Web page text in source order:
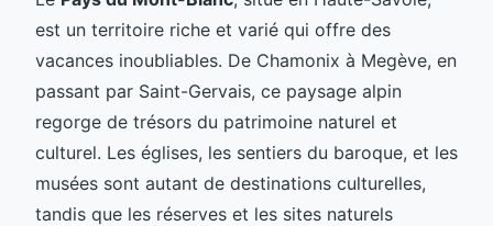
est un territoire riche et varié qui offre des
vacances inoubliables. De Chamonix à Megève, en
passant par Saint-Gervais, ce paysage alpin
regorge de trésors du patrimoine naturel et
culturel. Les églises, les sentiers du baroque, et les
musées sont autant de destinations culturelles,
tandis que les réserves et les sites naturels